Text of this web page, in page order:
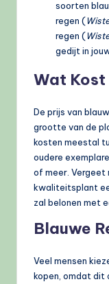
soorten
regen (
regen (
gedijt in
Wat Kost
De prijs van
grootte van de
kosten meestal
oudere
of meer. Vergeet
kwaliteitsplant
zal belonen met
Blauwe
Veel mensen
kopen, omdat dit